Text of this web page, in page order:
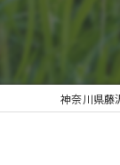
ウテミルスクー
神奈川県藤